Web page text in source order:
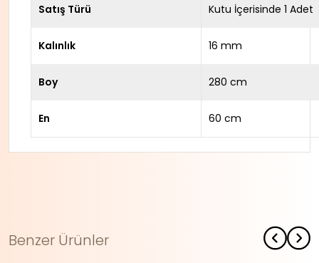
Satış Türü Kutu İçerisinde 1 Adet
Kalınlık 16 mm
Boy 280 cm
En 60 cm
Benzer Ürünler